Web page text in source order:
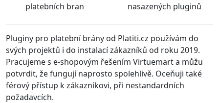
platebních bran nasazených pluginů
Pluginy pro platební brány od Platiti.cz používám do
svých projektů i do instalací zákazníků od roku 2019.
Pracujeme s e-shopovým řešením Virtuemart a můžu
potvrdit, že fungují naprosto spolehlivě. Oceňuji také
férový přístup k zákazníkovi, při nestandardních
požadavcích.